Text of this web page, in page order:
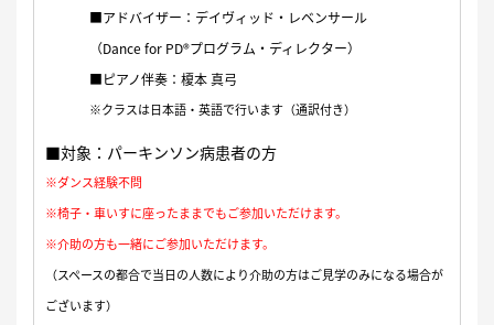
■アドバイザー：デイヴィッド・レベンサール
（Dance for PD®プログラム・ディレクター）
■ピアノ伴奏：榎本 真弓
※クラスは日本語・英語で行います（通訳付き）
■対象：パーキンソン病患者の方
※ダンス経験不問
※椅子・車いすに座ったままでもご参加いただけます。
※介助の方も一緒にご参加いただけます。
（スペースの都合で当日の人数により介助の方はご見学のみになる場合が
ございます）